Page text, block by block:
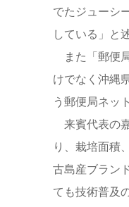
でたジューシ
している」と
また「郵便
けでなく沖縄
う郵便局ネッ
来賓代表の
り、栽培面積
古島産ブラン
ても技術普及